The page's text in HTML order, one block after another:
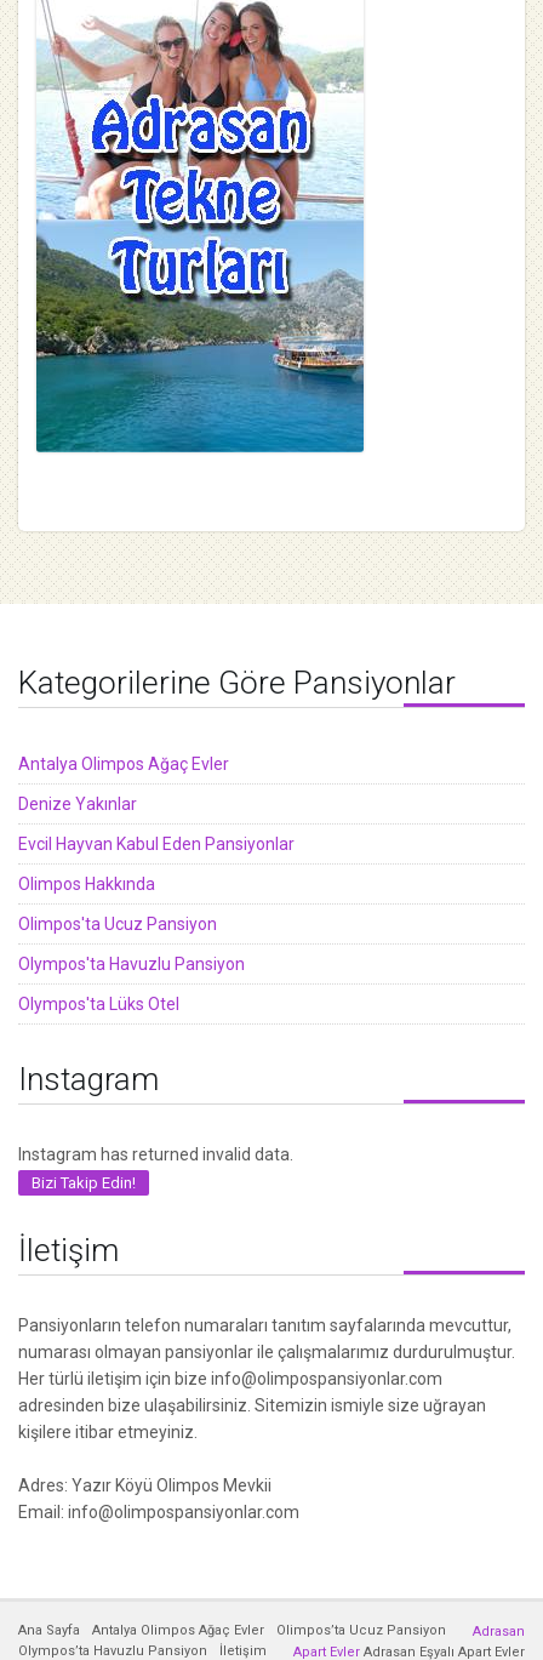
Kategorilerine Göre Pansiyonlar
Antalya Olimpos Ağaç Evler
Denize Yakınlar
Evcil Hayvan Kabul Eden Pansiyonlar
Olimpos Hakkında
Olimpos'ta Ucuz Pansiyon
Olympos'ta Havuzlu Pansiyon
Olympos'ta Lüks Otel
Instagram
Instagram has returned invalid data.
Bizi Takip Edin!
İletişim
Pansiyonların telefon numaraları tanıtım sayfalarında mevcuttur,
numarası olmayan pansiyonlar ile çalışmalarımız durdurulmuştur.
Her türlü iletişim için bize info@olimpospansiyonlar.com
adresinden bize ulaşabilirsiniz. Sitemizin ismiyle size uğrayan
kişilere itibar etmeyiniz.
Adres: Yazır Köyü Olimpos Mevkii
Email: info@olimpospansiyonlar.com
Ana Sayfa Antalya Olimpos Ağaç Evler
Olimpos’ta Ucuz Pansiyon
Olympos’ta Havuzlu Pansiyon
İletişim
Adrasan
Apart Evler Adrasan Eşyalı Apart Evler